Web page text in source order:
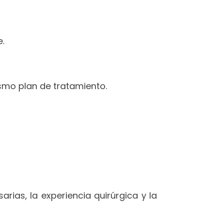
plan de tratamiento.
la experiencia quirúrgica y la